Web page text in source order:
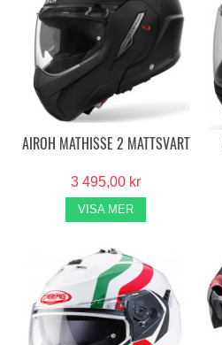
AIROH MATHISSE 2 MATTSVART
3 495,00 kr
VISA MER